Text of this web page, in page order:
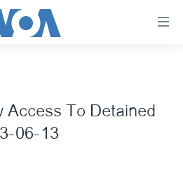
Access To Detained
06-13